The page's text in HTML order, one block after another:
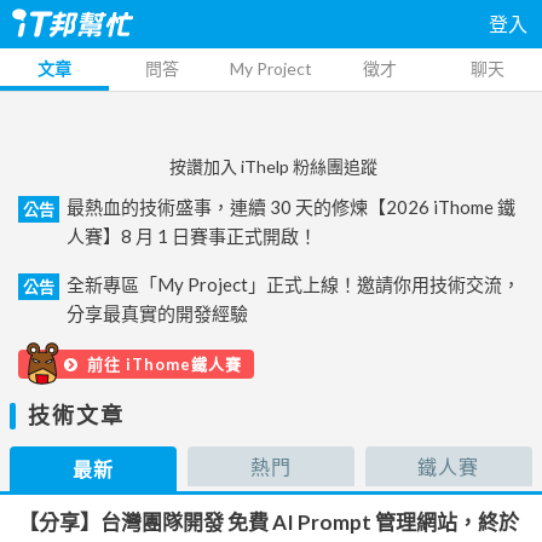
登入
文章 問答 My Project 徵才 聊天
按讚加入 iThelp 粉絲團追蹤
公告
最熱血的技術盛事，連續 30 天的修煉【2026 iThome 鐵
人賽】8 月 1 日賽事正式開啟！
公告
全新專區「My Project」正式上線！邀請你用技術交流，
分享最真實的開發經驗
前往 iThome鐵人賽
技術文章
最新 熱門 鐵人賽
【分享】台灣團隊開發 免費 AI Prompt 管理網站，終於